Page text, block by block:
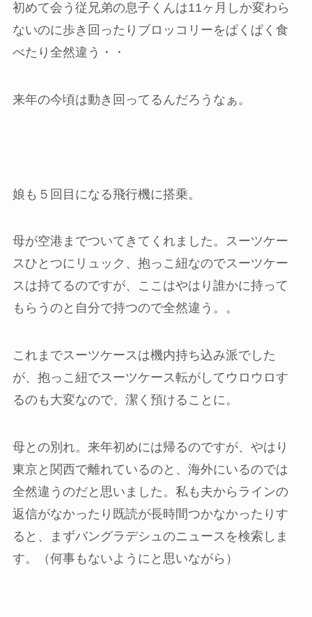
初めて会う従兄弟の息子くんは11ヶ月しか変わら
ないのに歩き回ったりブロッコリーをぱくぱく食
べたり全然違う・・
来年の今頃は動き回ってるんだろうなぁ。
娘も５回目になる飛行機に搭乗。
母が空港までついてきてくれました。スーツケー
スひとつにリュック、抱っこ紐なのでスーツケー
スは持てるのですが、ここはやはり誰かに持って
もらうのと自分で持つので全然違う。。
これまでスーツケースは機内持ち込み派でした
が、抱っこ紐でスーツケース転がしてウロウロす
るのも大変なので、潔く預けることに。
母との別れ。来年初めには帰るのですが、やはり
東京と関西で離れているのと、海外にいるのでは
全然違うのだと思いました。私も夫からラインの
返信がなかったり既読が長時間つかなかったりす
ると、まずバングラデシュのニュースを検索しま
す。（何事もないようにと思いながら）